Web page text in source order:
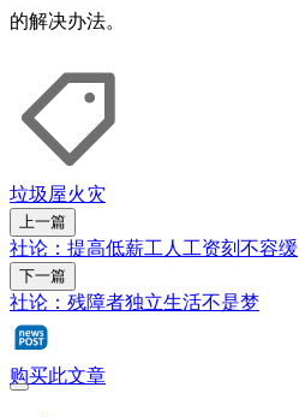
的解决办法。
垃圾屋火灾
上一篇
社论：提高低薪工人工资刻不容缓
下一篇
社论：残障者独立生活不是梦
购买此文章